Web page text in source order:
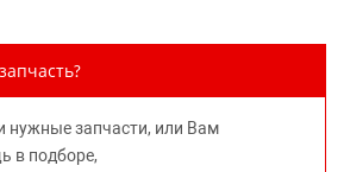
запасных частей для
товарных знаков.
покупателю необходимую и
нужные запчасти, или Вам
в подборе,